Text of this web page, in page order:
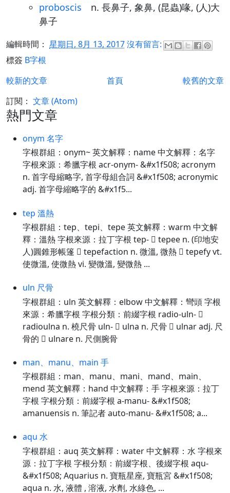
proboscis n. 長鼻子, 象鼻, (昆蟲)喙, (人)大
鼻子
編輯時間： 星期日, 8月 13, 2017沒有留言:
標簽 B字根
較新的文章
較舊的文章
首頁
訂閱： 文章 (Atom)
熱門文章
onym 名字
字根群組：onym~ 英文解釋：name 中文解釋：名字
字根來源：希臘字根 acr-onym- &#x1f508; acronym
n. 首字母縮略字, 首字母組合詞 &#x1f508; acronymic
adj. 首字母縮略字的 &#x1f5...
tep 溫熱
字根群組：tep、tepi、tepe 英文解釋：warm 中文解
釋：溫熱 字根來源：拉丁字根 tep-  tepee n. (印地安
人)圓錐形帳篷  tepefaction n. 微溫, 微熱  tepefy vt.
使微溫, 使微熱 vi. 變微溫, 變微熱 ...
uln 尺骨
字根群組：uln 英文解釋：elbow 中文解釋：彎頭 字根
來源：希臘字根 字根分類：前綴字根 radio-uln- 
radioulna n. 橈尺骨 uln-  ulna n. 尺骨  ulnar adj. 尺
骨的  ulnare n. 尺側腕骨
man、manu、main 手
字根群組：man、manu、mani、mand、main、
mend 英文解釋：hand 中文解釋：手 字根來源：拉丁
字根 字根分類：前綴字根 a-manu- &#x1f508;
amanuensis n. 筆記者 auto-manu- &#x1f508; a...
aqu 水
字根群組：auq 英文解釋：water 中文解釋：水 字根來
源：拉丁字根 字根分類：前綴字根、後綴字根 aqu-
&#x1f508; Aquarius n. 寶瓶星座, 寶瓶宮 &#x1f508;
aqua n. 水, 液體 , 溶液, 水劑, 水綠色, ...